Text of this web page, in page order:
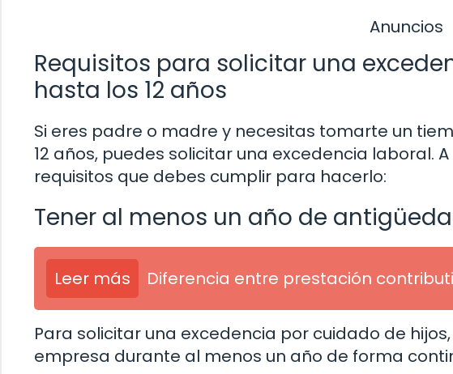
Anuncios
Requisitos para solicitar una
hasta los 12 años
Si eres padre o madre y necesitas tomarte un
12 años, puedes solicitar una excedencia laboral.
requisitos que debes cumplir para hacerlo:
Tener al menos un año de
Leer más Diferencia entre prestación
Para solicitar una excedencia por cuidado de
empresa durante al menos un año de forma